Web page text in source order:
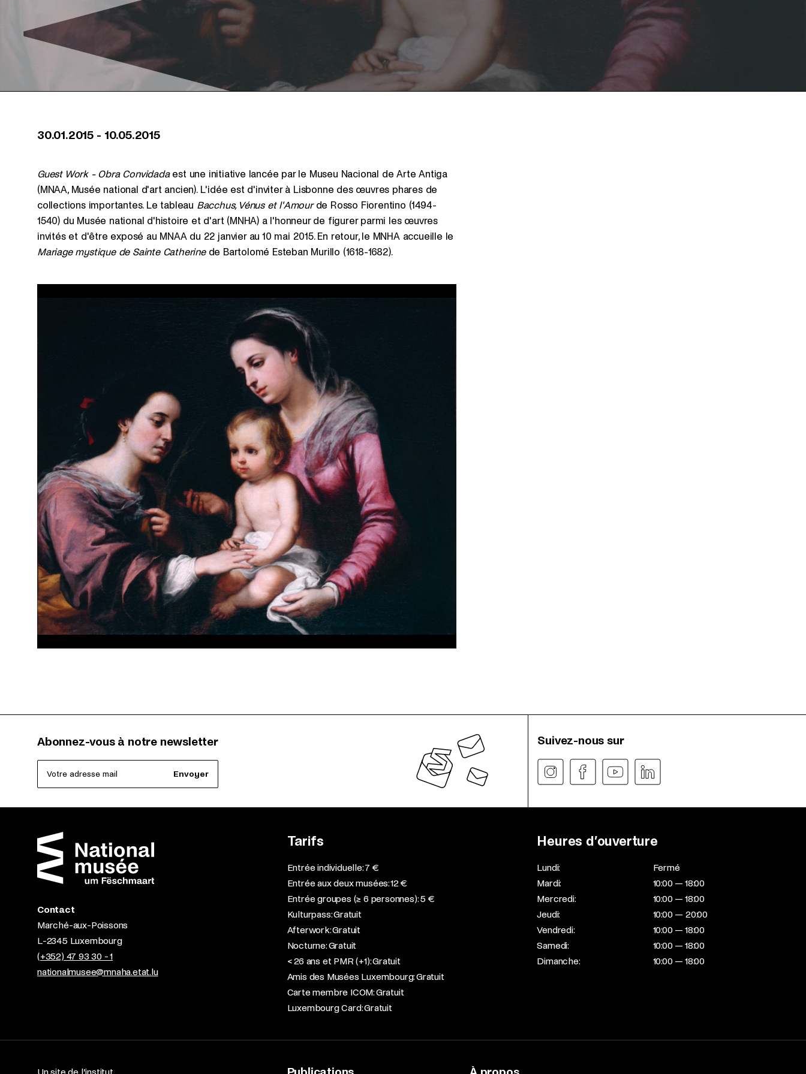
30.01.2015 - 10.05.2015
Guest Work - Obra Convidadaest une initiative lancée par le Museu Nacional de Arte Antiga
(MNAA, Musée national d'art ancien). L'idée est d'inviter à Lisbonne des œuvres phares de
collections importantes. Le tableau Bacchus, Vénus et l'Amourde Rosso Fiorentino (1494-
1540) du Musée national d'histoire et d'art (MNHA) a l'honneur de figurer parmi les œuvres
invités et d'être exposé au MNAA du 22 janvier au 10 mai 2015. En retour, le MNHA accueille le
Mariage mystique de Sainte Catherinede Bartolomé Esteban Murillo (1618-1682).
Abonnez-vous à notre newsletter
Votre adresse mail Envoyer
Suivez-nous sur
Contact
Marché-aux-Poissons
L-2345 Luxembourg
(+352) 47 93 30 - 1
nationalmusee@mnaha.etat.lu
Tarifs
Entrée individuelle: 7 €
Entrée aux deux musées: 12 €
Entrée groupes (≥ 6 personnes): 5 €
Kulturpass: Gratuit
Afterwork: Gratuit
Nocturne: Gratuit
< 26 ans et PMR (+1): Gratuit
Amis des Musées Luxembourg: Gratuit
Carte membre ICOM: Gratuit
Luxembourg Card: Gratuit
Heures d’ouverture
Lundi:
Fermé
Mardi:
10:00 — 18:00
Mercredi:
10:00 — 18:00
Jeudi:
10:00 — 20:00
Vendredi:
10:00 — 18:00
Samedi:
10:00 — 18:00
Dimanche:
10:00 — 18:00
Un site de l’institut